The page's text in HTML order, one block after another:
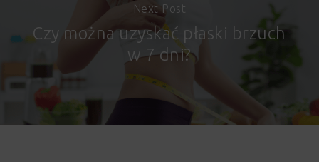
Next Post
Czy można uzyskać płaski brzuch
w 7 dni?